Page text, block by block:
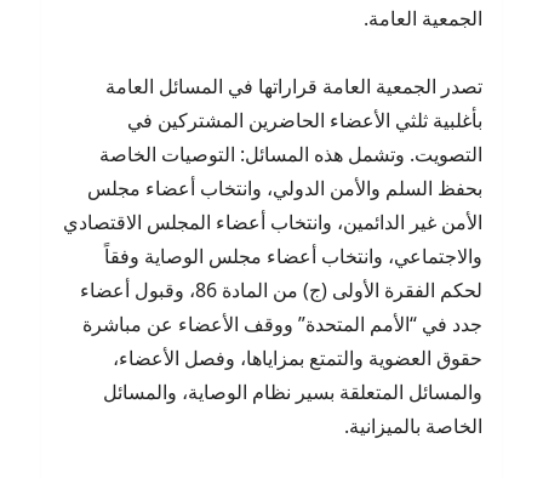
الجمعية العامة.
تصدر الجمعية العامة قراراتها في المسائل العامة
بأغلبية ثلثي الأعضاء الحاضرين المشتركين في
التصويت. وتشمل هذه المسائل: التوصيات الخاصة
بحفظ السلم والأمن الدولي، وانتخاب أعضاء مجلس
الأمن غير الدائمين، وانتخاب أعضاء المجلس الاقتصادي
والاجتماعي، وانتخاب أعضاء مجلس الوصاية وفقاً
لحكم الفقرة الأولى (ج) من المادة 86، وقبول أعضاء
جدد في “الأمم المتحدة” ووقف الأعضاء عن مباشرة
حقوق العضوية والتمتع بمزاياها، وفصل الأعضاء،
والمسائل المتعلقة بسير نظام الوصاية، والمسائل
الخاصة بالميزانية.